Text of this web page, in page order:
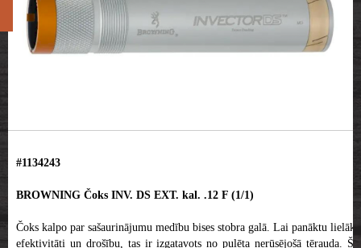
#1134243
BROWNING Čoks INV. DS EXT. kal. .12 F (1/1)
Čoks kalpo par sašaurinājumu medību bises stobra galā. Lai panāktu lielāku
efektivitāti un drošību, tas ir izgatavots no pulēta nerūsējošā tērauda. Šis